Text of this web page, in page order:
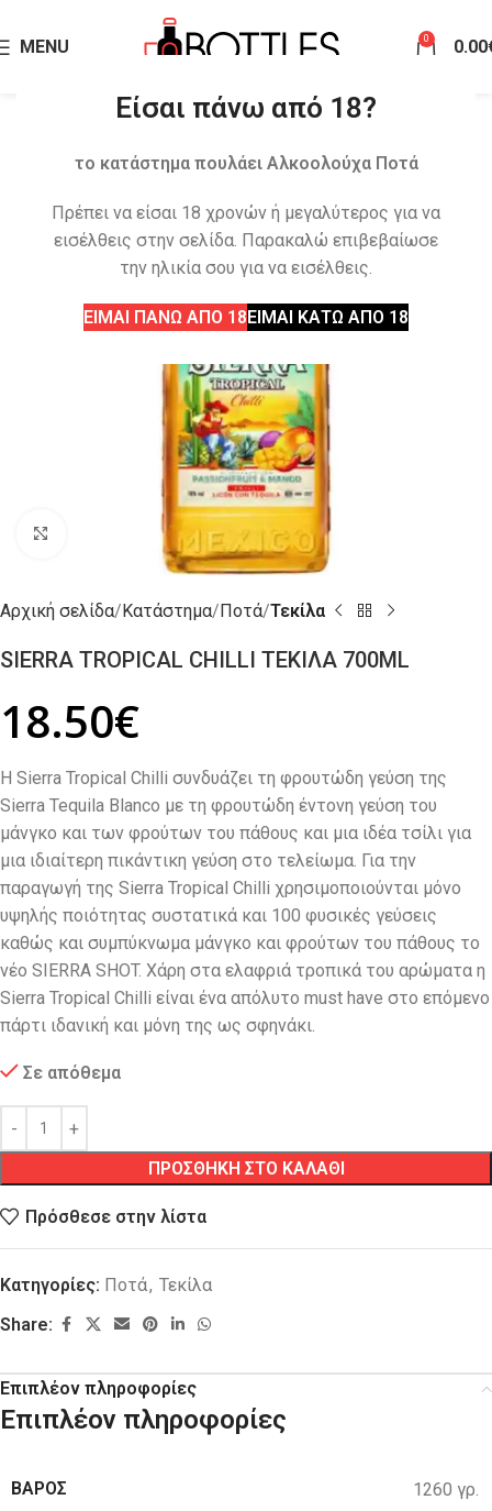
Είσαι πάνω από 18?
το κατάστημα πουλάει Αλκοολούχα Ποτά
Πρέπει να είσαι 18 χρονών ή μεγαλύτερος για να
εισέλθεις στην σελίδα. Παρακαλώ επιβεβαίωσε
την ηλικία σου για να εισέλθεις.
ΕΙΜΑΙ ΠΑΝΩ ΑΠΟ 18ΕΙΜΑΙ ΚΑΤΩ ΑΠΟ 18
MENU 0 0.00
Click to enlarge
Αρχική σελίδα Κατάστημα Ποτά Τεκίλα
SIERRA TROPICAL CHILLI ΤΕΚΙΛΑ 700ML
18.50€
Η Sierra Tropical Chilli συνδυάζει τη φρουτώδη γεύση της
Sierra Tequila Blanco με τη φρουτώδη έντονη γεύση του
μάνγκο και των φρούτων του πάθους και μια ιδέα τσίλι για
μια ιδιαίτερη πικάντικη γεύση στο τελείωμα. Για την
παραγωγή της Sierra Tropical Chilli χρησιμοποιούνται μόνο
υψηλής ποιότητας συστατικά και 100 φυσικές γεύσεις
καθώς και συμπύκνωμα μάνγκο και φρούτων του πάθους το
νέο SIERRA SHOT. Χάρη στα ελαφριά τροπικά του αρώματα η
Sierra Tropical Chilli είναι ένα απόλυτο must have στο επόμενο
πάρτι ιδανική και μόνη της ως σφηνάκι.
Σε απόθεμα
ΠΡΟΣΘΗΚΗ ΣΤΟ ΚΑΛΑΘΙ
Πρόσθεσε στην λίστα
Κατηγορίες: Ποτά, Τεκίλα
Share:
Επιπλέον πληροφορίες
Επιπλέον πληροφορίες
ΒΑΡΟΣ 1260 γρ.